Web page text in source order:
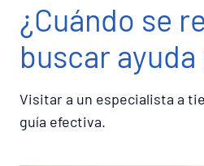
¿Cuándo se
buscar
Visitar a un especialista a
guía efectiva.